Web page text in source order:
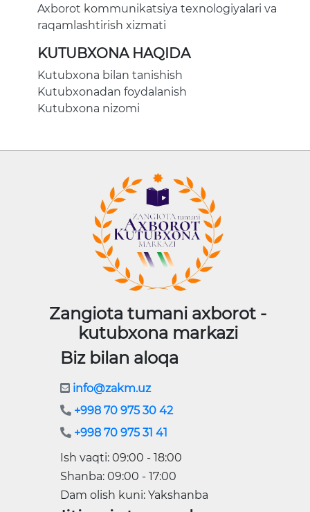
Axborot kommunikatsiya texnologiyalari va
raqamlashtirish xizmati
KUTUBXONA HAQIDA
Kutubxona bilan tanishish
Kutubxonadan foydalanish
Kutubxona nizomi
Zangiota tumani axborot -
kutubxona markazi
Biz bilan aloqa
info@zakm.uz
+998 70 975 30 42
+998 70 975 31 41
Ish vaqti: 09:00 - 18:00
Shanba: 09:00 - 17:00
Dam olish kuni: Yakshanba